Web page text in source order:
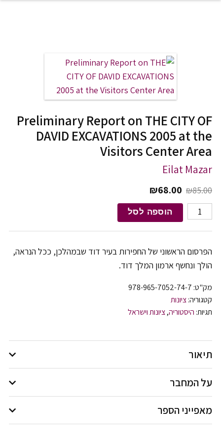
Preliminary Report on THE CITY OF
DAVID EXCAVATIONS 2005 at the
Visitors Center Area
Eilat Mazar
₪85.00 המחיר המקורי היה: ₪85.00.
₪68.00 המחיר הנוכחי הוא: ₪68.00.
כמות של Preliminary Report on THE CITY OF DAVID EXCAVATIONS 2005 at the Visitors Center Area הוספה לסל
הפרסום הראשוני של החפירות בעיר דוד שבמהלכן, ככל הנראה,
הולך ונחשף ארמון המלך דוד.
מק"ט: 978-965-7052-74-7
קטגוריה:ציונות
תגיות: היסטוריה,ציונות וישראל
תיאור
על המחבר
מאפייני הספר